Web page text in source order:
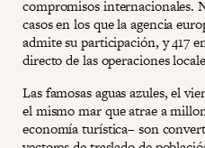
compromisos internacionales.
casos en los que la agencia
admite su participación, y 417
directo de las operaciones
Las famosas aguas azules, el
el mismo mar que atrae a
economía turística– son